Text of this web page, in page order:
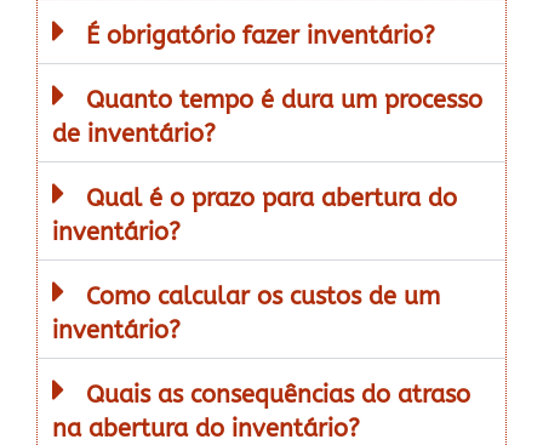
É obrigatório fazer inventário?
Quanto tempo é dura um processo
de inventário?
Qual é o prazo para abertura do
inventário?
Como calcular os custos de um
inventário?
Quais as consequências do atraso
na abertura do inventário?